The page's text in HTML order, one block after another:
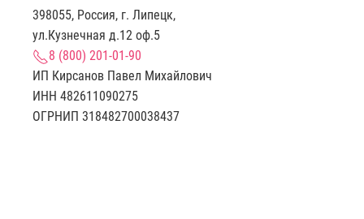
398055, Россия, г. Липецк,
ул.Кузнечная д.12 оф.5
8 (800) 201-01-90
ИП Кирсанов Павел Михайлович
ИНН 482611090275
ОГРНИП 318482700038437